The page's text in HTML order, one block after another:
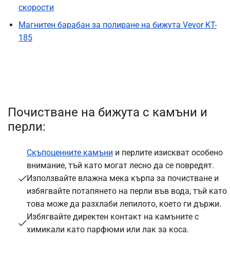
скорости
Магнитен барабан за полиране на бижута Vevor KT-
185
Почистване на бижута с камъни и
перли:
Скъпоценните камъни и перлите изискват особено
внимание, тъй като могат лесно да се повредят.
Използвайте влажна мека кърпа за почистване и
избягвайте потапянето на перли във вода, тъй като
това може да разхлаби лепилото, което ги държи.
Избягвайте директен контакт на камъните с
химикали като парфюми или лак за коса.